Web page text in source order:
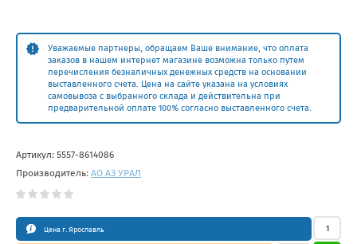
Уважаемые партнеры, обращаем Ваше внимание, что оплата
заказов в нашем интернет магазине возможна только путем
перечисления безналичных денежных средств на основании
выставленного счета. Цена на сайте указана на условиях
самовывоза с выбранного склада и действительна при
предварительной оплате 100% согласно выставленного счета.
Артикул: 5557-8614086
Производитель: АО АЗ УРАЛ
Цена г. Ярославль